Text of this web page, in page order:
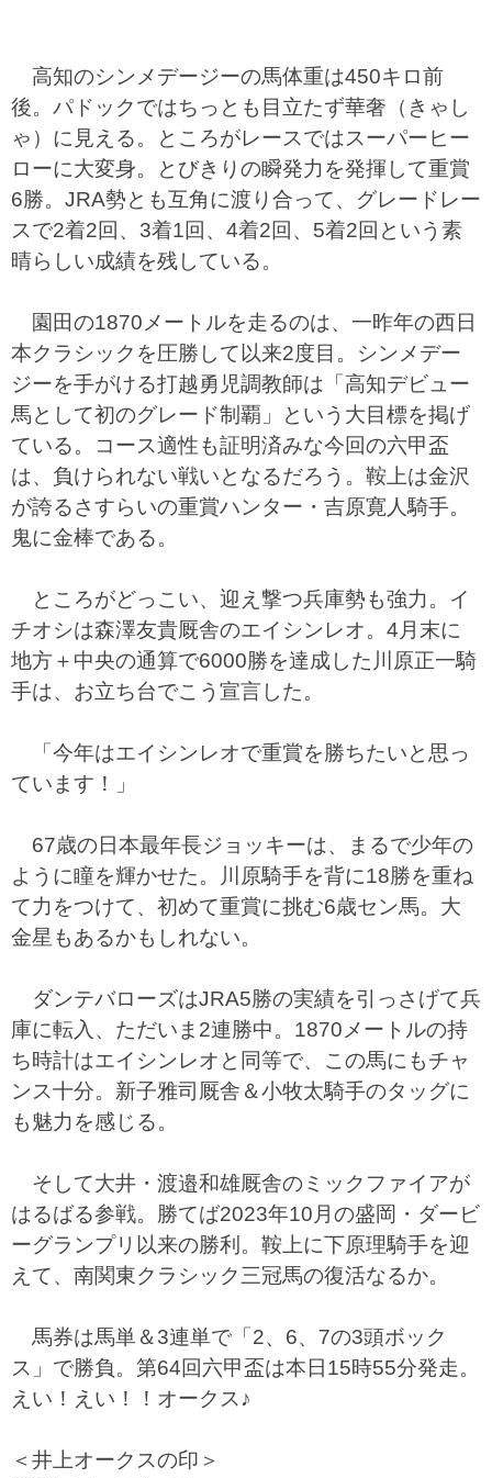
高知のシンメデージーの馬体重は450キロ前
後。パドックではちっとも目立たず華奢（きゃし
ゃ）に見える。ところがレースではスーパーヒー
ローに大変身。とびきりの瞬発力を発揮して重賞
6勝。JRA勢とも互角に渡り合って、グレードレー
スで2着2回、3着1回、4着2回、5着2回という素
晴らしい成績を残している。
園田の1870メートルを走るのは、一昨年の西日
本クラシックを圧勝して以来2度目。シンメデー
ジーを手がける打越勇児調教師は「高知デビュー
馬として初のグレード制覇」という大目標を掲げ
ている。コース適性も証明済みな今回の六甲盃
は、負けられない戦いとなるだろう。鞍上は金沢
が誇るさすらいの重賞ハンター・吉原寛人騎手。
鬼に金棒である。
ところがどっこい、迎え撃つ兵庫勢も強力。イ
チオシは森澤友貴厩舎のエイシンレオ。4月末に
地方＋中央の通算で6000勝を達成した川原正一騎
手は、お立ち台でこう宣言した。
「今年はエイシンレオで重賞を勝ちたいと思っ
ています！」
67歳の日本最年長ジョッキーは、まるで少年の
ように瞳を輝かせた。川原騎手を背に18勝を重ね
て力をつけて、初めて重賞に挑む6歳セン馬。大
金星もあるかもしれない。
ダンテバローズはJRA5勝の実績を引っさげて兵
庫に転入、ただいま2連勝中。1870メートルの持
ち時計はエイシンレオと同等で、この馬にもチャ
ンス十分。新子雅司厩舎＆小牧太騎手のタッグに
も魅力を感じる。
そして大井・渡邉和雄厩舎のミックファイアが
はるばる参戦。勝てば2023年10月の盛岡・ダービ
ーグランプリ以来の勝利。鞍上に下原理騎手を迎
えて、南関東クラシック三冠馬の復活なるか。
馬券は馬単＆3連単で「2、6、7の3頭ボック
ス」で勝負。第64回六甲盃は本日15時55分発走。
えい！えい！！オークス♪
＜井上オークスの印＞